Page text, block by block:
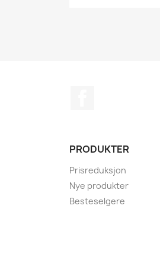
PRODUKTER
Prisreduksjon
Nye produkter
Besteselgere